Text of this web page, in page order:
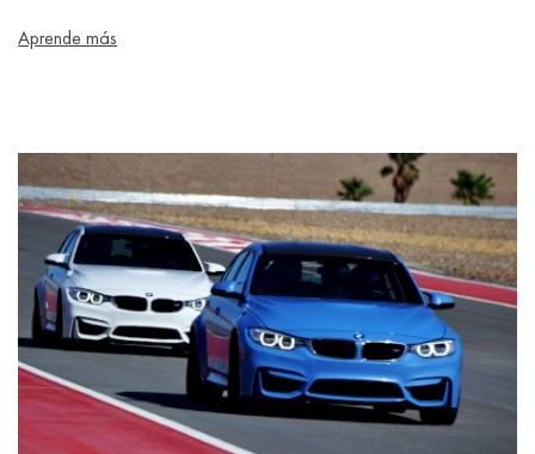
Aprende más